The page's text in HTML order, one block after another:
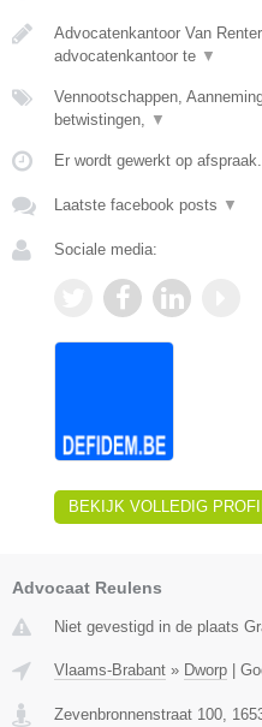
Advocatenkantoor Van
advocatenkantoor te ▼
Vennootschappen,
betwistingen,
▼
Er wordt gewerkt op afspraak.
Laatste facebook posts ▼
Sociale media:
BEKIJK VOLLEDIG
Advocaat Reulens
Niet gevestigd in de plaats
Vlaams-Brabant » Dworp
Zevenbronnenstraat 100